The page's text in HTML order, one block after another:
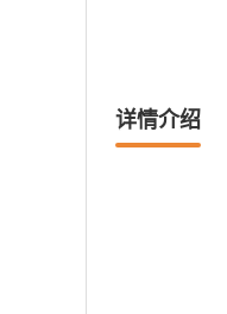
详情介绍